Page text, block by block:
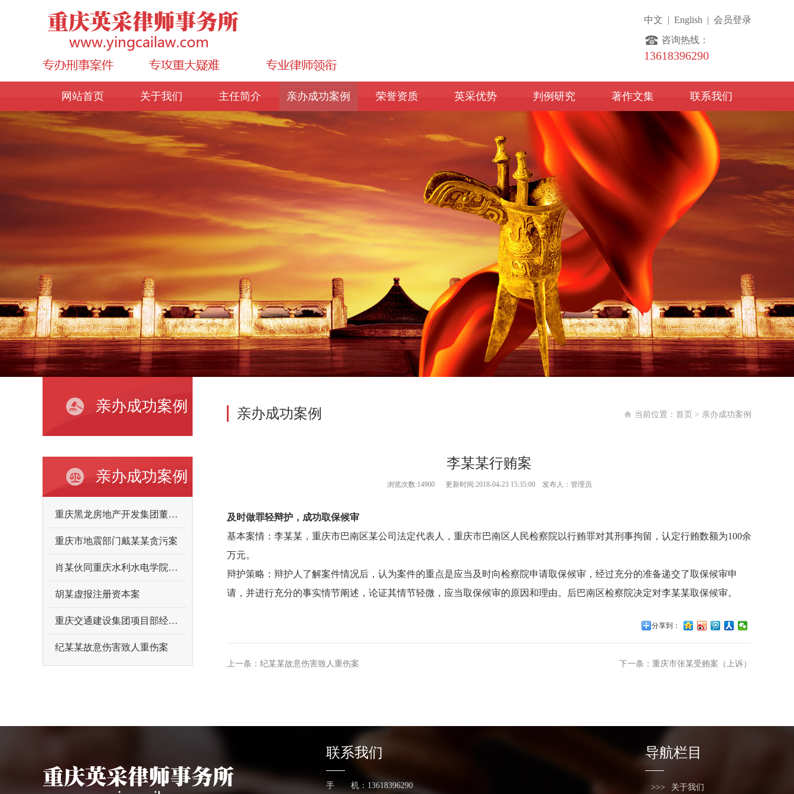
中文 | English | 会员登录
咨询热线：
13618396290
网站首页 关于我们 主任简介 亲办成功案例 荣誉资质 英采优势 判例研究 著作文集 联系我们
亲办成功案例
亲办成功案例
重庆黑龙房地产开发集团董事长向某某故意伤害案
重庆市地震部门戴某某贪污案
肖某伙同重庆水利水电学院原领导曾某某受贿案
胡某虚报注册资本案
重庆交通建设集团项目部经理吴某某受贿案
纪某某故意伤害致人重伤案
当前位置： 首页 > 亲办成功案例
亲办成功案例
李某某行贿案
浏览次数:14900 更新时间:2018-04-23 15:35:00 发布人：管理员
及时做罪轻辩护，成功取保候审
基本案情：李某某，重庆市巴南区某公司法定代表人，重庆市巴南区人民检察院以行贿罪对其刑事拘留，认定行贿数额为100余
万元。
辩护策略：辩护人了解案件情况后，认为案件的重点是应当及时向检察院申请取保候审，经过充分的准备递交了取保候审申
请，并进行充分的事实情节阐述，论证其情节轻微，应当取保候审的原因和理由。后巴南区检察院决定对李某某取保候审。
分享到：
上一条：纪某某故意伤害致人重伤案 下一条：重庆市张某受贿案（上诉）
联系我们
手 机：13618396290
导航栏目
关于我们